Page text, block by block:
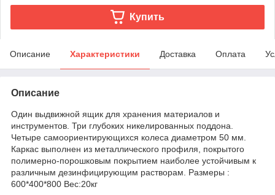
Купить
Описание Характеристики Доставка Оплата
Описание
Один выдвижной ящик для хранения материалов и
инструментов. Три глубоких никелированных поддона.
Четыре самоориентирующихся колеса диаметром 50 мм.
Каркас выполнен из металлического профиля, покрытого
полимерно-порошковым покрытием наиболее устойчивым к
различным дезинфицирующим растворам. Размеры :
600*400*800 Вес:20кг